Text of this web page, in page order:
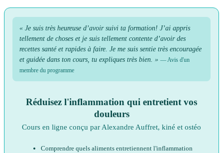
« Je suis très heureuse d’avoir suivi ta formation! J’ai appris
tellement de choses et je suis tellement contente d’avoir des
recettes santé et rapides à faire. Je me suis sentie très encouragée
et guidée dans ton cours, tu expliques très bien. » — Avis d'un
membre du programme
Réduisez l'inflammation qui entretient vos
douleurs
Cours en ligne conçu par Alexandre Auffret, kiné et ostéo
Comprendre quels aliments entretiennent l'inflammation